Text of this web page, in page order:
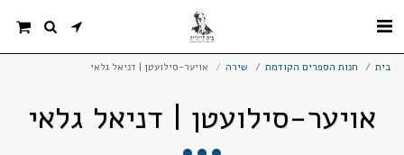
בית חנות הספרים הקודמת שירה אויער-סילועטן | דניאל גלאי
אויער-סילועטן | דניאל גלאי